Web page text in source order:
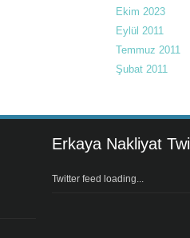
Ekim 2023
Eylül 2011
Temmuz 2011
Şubat 2011
Erkaya Nakliyat
Twitter feed loading...